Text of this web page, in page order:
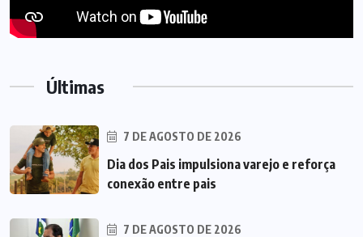
Últimas
7 DE AGOSTO DE 2026
Dia dos Pais impulsiona varejo e reforça
conexão entre pais
7 DE AGOSTO DE 2026